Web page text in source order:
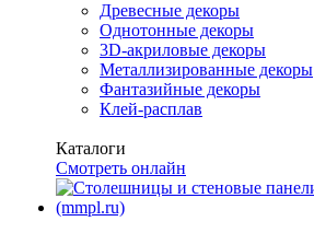
Древесные декоры
Однотонные декоры
3D-акриловые декоры
Металлизированные декоры
Фантазийные декоры
Клей-расплав
Каталоги
Смотреть онлайн